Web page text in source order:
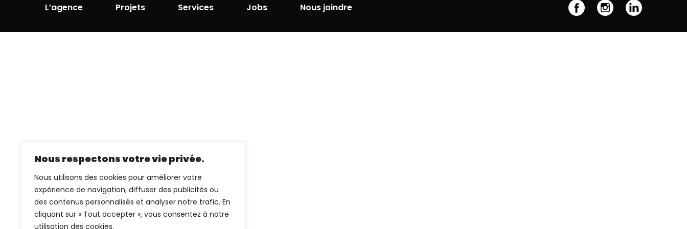
Nous respectons votre vie privée.
Nous utilisons des cookies pour améliorer votre
expérience de navigation, diffuser des publicités ou
des contenus personnalisés et analyser notre trafic. En
cliquant sur « Tout accepter », vous consentez à notre
utilisation des cookies.
L’agence Projets Services Jobs Nous joindre